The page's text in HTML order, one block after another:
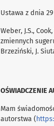
Ustawa z dnia
Weber, J.S.,
zmiennych
Brzeziński, J.
OŚWIADCZENIE
Mam
autorstwa (